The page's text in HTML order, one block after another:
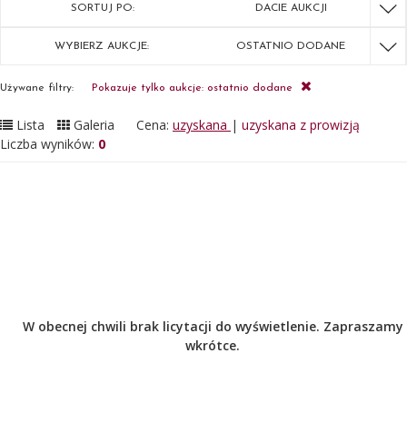
SORTUJ PO: DACIE AUKCJI
WYBIERZ AUKCJE: OSTATNIO DODANE
Używane filtry: Pokazuje tylko aukcje: ostatnio dodane
Lista Galeria Cena: uzyskana | uzyskana z prowizją
Liczba wyników: 0
W obecnej chwili brak licytacji do wyświetlenie. Zapraszamy
wkrótce.